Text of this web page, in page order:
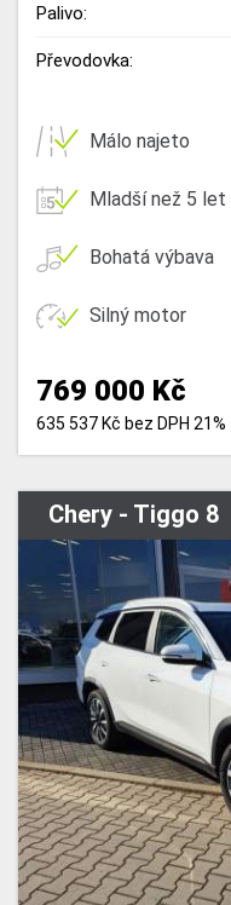
Palivo:
Převodovka:
Málo najeto
Mladší než 5 let
Bohatá výbava
Silný motor
769 000 Kč
635 537 Kč bez DPH 21%
Chery - Tiggo 8